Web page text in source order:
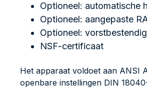
Optioneel: automatische
Optioneel: aangepaste
Optioneel:
NSF-certificaat
Het apparaat voldoet aan ANSI
openbare instellingen DIN